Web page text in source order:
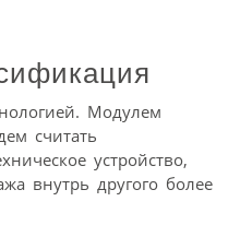
Модулем
считать
устройство,
внутрь другого более